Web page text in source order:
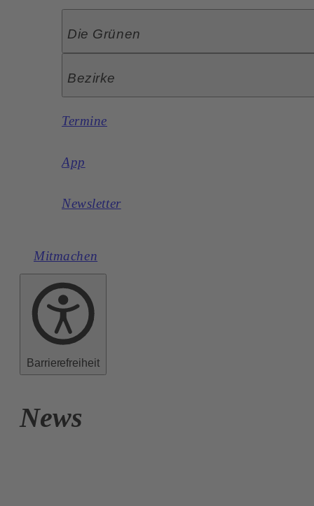
Die Grünen
Bezirke
Termine
App
Newsletter
Mitmachen
Barrierefreiheit
News